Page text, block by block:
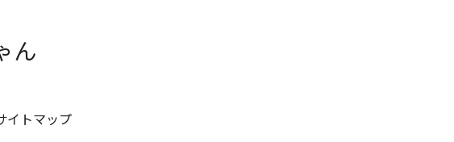
ん
イトマップ